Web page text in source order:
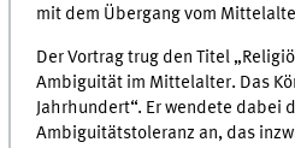
mit dem Übergang vom
Der Vortrag trug den Titel
Ambiguität im Mittelalter. Das
Jahrhundert“. Er wendete dabei
Ambiguitätstoleranz an, das